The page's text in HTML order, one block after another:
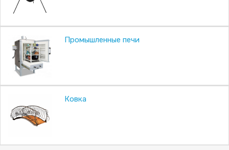
Промышленные печи
Ковка